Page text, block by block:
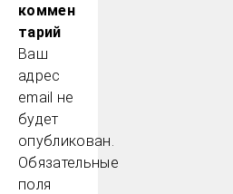
коммен
тарий
Ваш
адрес
email не
будет
опубликован.
Обязательные
поля